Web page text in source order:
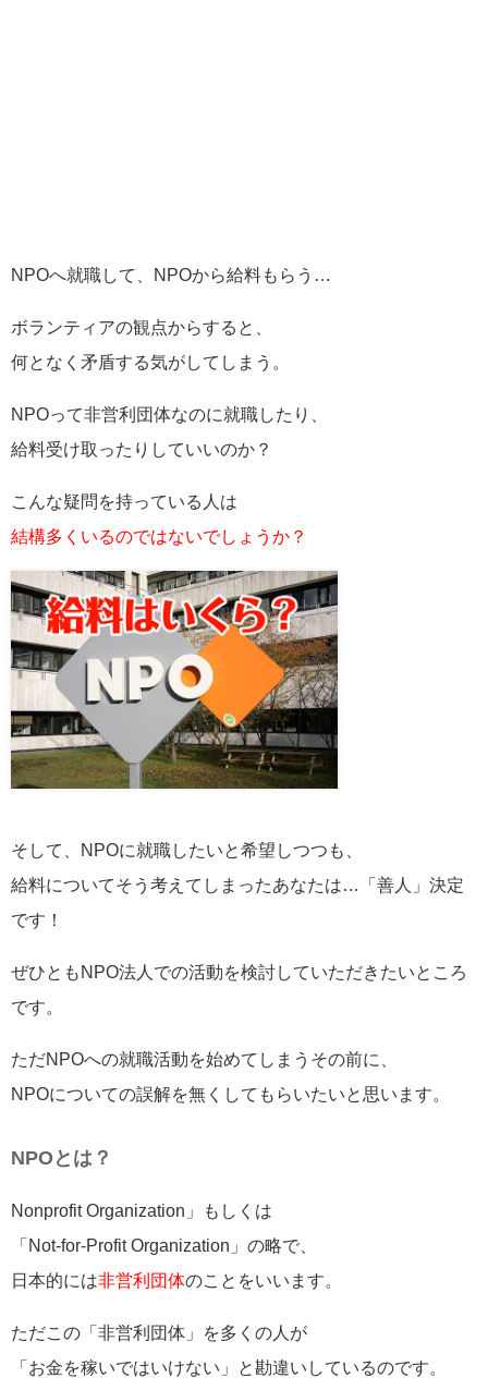
NPOへ就職して、NPOから給料もらう…
ボランティアの観点からすると、
何となく矛盾する気がしてしまう。
NPOって非営利団体なのに就職したり、
給料受け取ったりしていいのか？
こんな疑問を持っている人は
結構多くいるのではないでしょうか？
そして、NPOに就職したいと希望しつつも、
給料についてそう考えてしまったあなたは…「善人」決定
です！
ぜひともNPO法人での活動を検討していただきたいところ
です。
ただNPOへの就職活動を始めてしまうその前に、
NPOについての誤解を無くしてもらいたいと思います。
NPOとは？
Nonprofit Organization」もしくは
「Not-for-Profit Organization」の略で、
日本的には非営利団体のことをいいます。
ただこの「非営利団体」を多くの人が
「お金を稼いではいけない」と勘違いしているのです。